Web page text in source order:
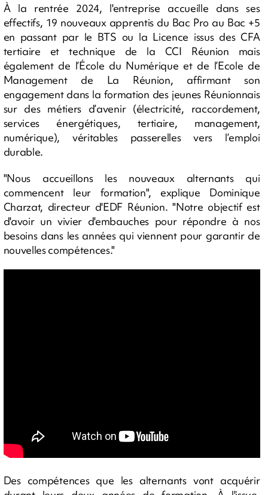
À la rentrée 2024, l'entreprise accueille dans ses
effectifs, 19 nouveaux apprentis du Bac Pro au Bac +5
en passant par le BTS ou la Licence issus des CFA
tertiaire et technique de la CCI Réunion mais
également de l’École du Numérique et de l’Ecole de
Management de La Réunion, affirmant son
engagement dans la formation des jeunes Réunionnais
sur des métiers d’avenir (électricité, raccordement,
services énergétiques, tertiaire, management,
numérique), véritables passerelles vers l’emploi
durable.
"Nous accueillons les nouveaux alternants qui
commencent leur formation", explique Dominique
Charzat, directeur d'EDF Réunion. "Notre objectif est
d'avoir un vivier d'embauches pour répondre à nos
besoins dans les années qui viennent pour garantir de
nouvelles compétences."
Des compétences que les alternants vont acquérir